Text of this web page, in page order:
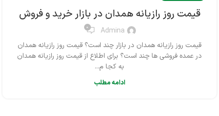
قیمت روز رازیانه همدان در بازار خرید و فروش
Admina
0
قیمت روز رازیانه همدان در بازار چند است؟ قیمت روز رازیانه همدان
در عمده فروشی ها چند است؟ برای اطلاع از قیمت روز رازیانه همدان
به کجا م...
ادامه مطلب